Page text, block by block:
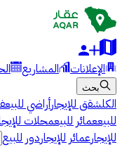
الإعلانات المشاريع
بحث
الكلشقق للإيجارأراضي للبيع
للبيععمائر للبيعمحلات
للإيجارعمائر للإيجاردور للبيع